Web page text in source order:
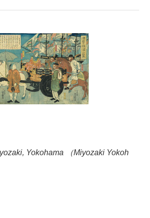
Yokohama （Miyozaki Yokoh